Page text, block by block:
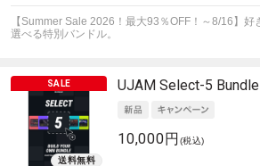
【Summer Sale 2026！最大93％OFF！～8/16】
選べる特別バンドル。
UJAM Select-5 Bundle
10,000円 (税込)